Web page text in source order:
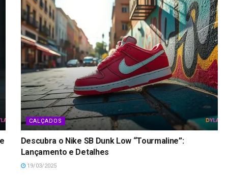
CALÇADOS
Descubra o Nike SB Dunk Low “Tourmaline”:
Lançamento e Detalhes
19/03/2025